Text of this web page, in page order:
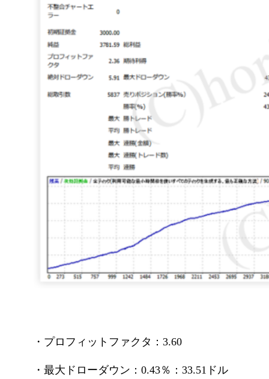
・プロフィットファクタ：3.60
・最大ドローダウン：0.43％：33.51ドル